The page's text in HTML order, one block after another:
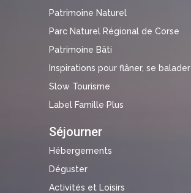
Patrimoine Naturel
Parc Naturel Régional de Corse
Patrimoine Bâti
Inspirations pour flâner, se balader
Slow Tourisme
Label Famille Plus
Séjourner
Hébergements
Déguster
Activités et Loisirs